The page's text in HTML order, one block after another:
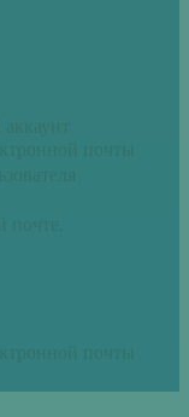
почты
почте.
почты